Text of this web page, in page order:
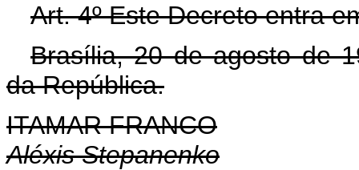
Art. 4º Este Decreto entra
Brasília, 20 de agosto de
da República.
ITAMAR FRANCO
Aléxis Stepanenko